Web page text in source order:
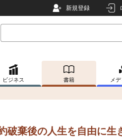
新規登録
ビジネス 書籍 メ
破棄後の人生を自由に生